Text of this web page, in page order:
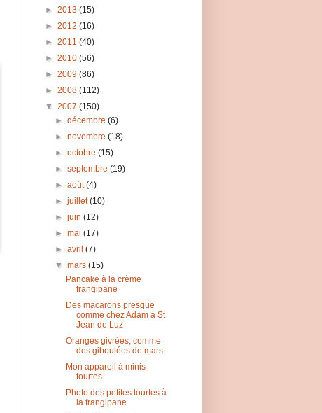
► 2013 (15)
► 2012 (16)
► 2011 (40)
► 2010 (56)
► 2009 (86)
► 2008 (112)
▼ 2007 (150)
►décembre(6)
►novembre(18)
►octobre(15)
►septembre(19)
►août(4)
►juillet(10)
►juin(12)
►mai(17)
►avril(7)
▼mars(15)
Pancake à la crème
frangipane
Des macarons presque
comme chez Adam à St
Jean de Luz
Oranges givrées, comme
des giboulées de mars
Mon appareil à minis-
tourtes
Photo des petites tourtes à
la frangipane